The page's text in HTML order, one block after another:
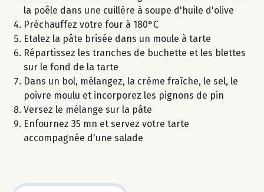
la poêle dans une cuillère à soupe d'huile d'olive
Préchauffez votre four à 180°C
Etalez la pâte brisée dans un moule à tarte
Répartissez les tranches de buchette et les blettes
sur le fond de la tarte
Dans un bol, mélangez, la crème fraîche, le sel, le
poivre moulu et incorporez les pignons de pin
Versez le mélange sur la pâte
Enfournez 35 mn et servez votre tarte
accompagnée d'une salade